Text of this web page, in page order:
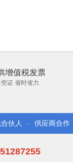
增值税发票
证 省时省力
伙人 - 供应商合作